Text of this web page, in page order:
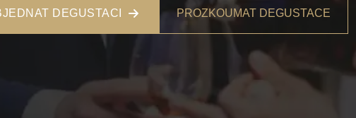
DEGUSTACI PROZKOUMAT DEGUSTACE